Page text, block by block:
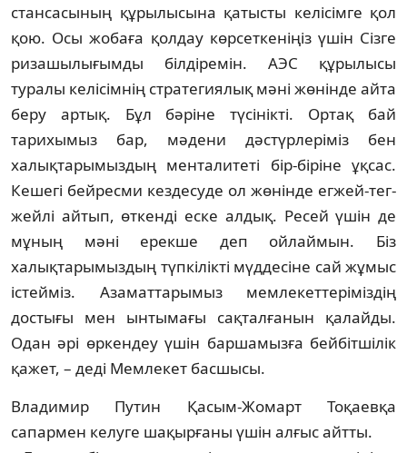
стан­сасының құрылысына қа­тыс­ты келісімге қол
қою. Осы жобаға қол­дау көр­сеткеніңіз үшін Сізге
риза­шылығым­ды білдіремін. АЭС құрылысы
туралы ке­лісімнің страте­гия­лық мәні жөнінде айта
беру артық. Бұл бәріне тү­сінікті. Ортақ бай
тарихымыз бар, мә­дени дәс­түрлеріміз бен
халықтары­мыз­­дың мен­талитеті бір-біріне ұқсас.
Ке­шегі бейрес­ми кездесуде ол жөнінде ег­жей-тег­
жейлі айтып, өткенді еске алдық. Ре­сей үшін де
мұның мәні ерекше деп ой­­лай­мын. Біз
халықтарымыздың түпкі­лік­­ті мүддесіне сай жұмыс
істейміз. Аза­мат­­тары­мыз мем­лекеттеріміздің
достығы мен ынты­ма­ғы сақталғанын қалайды.
Одан әрі өр­кендеу үшін баршамызға бей­­­­біт­шілік
қажет, – деді Мемлекет бас­шысы.
Владимир Путин Қасым-Жомарт Тоқаев­қа
сапармен келуге шақырғаны үшін алғыс айтты.